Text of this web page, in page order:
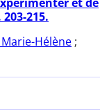
215.
Hélène ;